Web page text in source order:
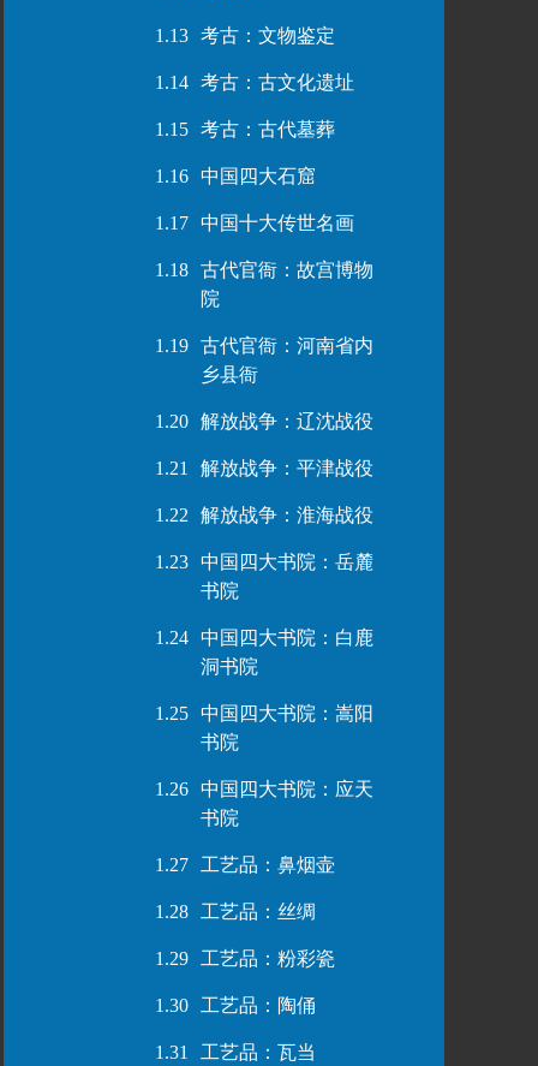
1.13 考古：文物鉴定
1.14 考古：古文化遗址
1.15 考古：古代墓葬
1.16 中国四大石窟
1.17 中国十大传世名画
1.18
古代官衙：故宫博物
院
1.19
古代官衙：河南省内
乡县衙
1.20 解放战争：辽沈战役
1.21 解放战争：平津战役
1.22 解放战争：淮海战役
1.23
中国四大书院：岳麓
书院
1.24
中国四大书院：白鹿
洞书院
1.25
中国四大书院：嵩阳
书院
1.26
中国四大书院：应天
书院
1.27 工艺品：鼻烟壶
1.28 工艺品：丝绸
1.29 工艺品：粉彩瓷
1.30 工艺品：陶俑
1.31 工艺品：瓦当